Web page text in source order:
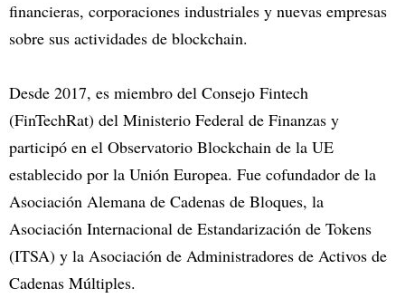
financieras, corporaciones industriales y nuevas empresas
sobre sus actividades de blockchain.
Desde 2017, es miembro del Consejo Fintech
(FinTechRat) del Ministerio Federal de Finanzas y
participó en el Observatorio Blockchain de la UE
establecido por la Unión Europea. Fue cofundador de la
Asociación Alemana de Cadenas de Bloques, la
Asociación Internacional de Estandarización de Tokens
(ITSA) y la Asociación de Administradores de Activos de
Cadenas Múltiples.